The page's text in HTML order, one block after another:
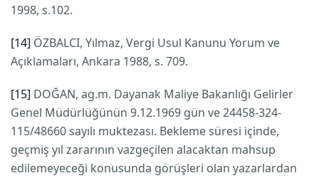
1998, s.102.
[14] ÖZBALCI, Yılmaz, Vergi Usul Kanunu Yorum ve
Açıklamaları, Ankara 1988, s. 709.
[15] DOĞAN, ag.m. Dayanak Maliye Bakanlığı Gelirler
Genel Müdürlüğünün 9.12.1969 gün ve 24458-324-
115/48660 sayılı muktezası. Bekleme süresi içinde,
geçmiş yıl zararının vazgeçilen alacaktan mahsup
edilemeyeceği konusunda görüşleri olan yazarlardan